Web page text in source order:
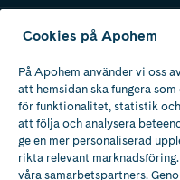
Ladda ner vår app
Apotek med tillstånd
av Läkemedelsverket
Cookies på Apohem
På Apohem använder vi oss
att hemsidan ska fungera
för funktionalitet, statistik
att följa och analysera
ge en mer personaliserad
rikta relevant
våra samarbetspartners.